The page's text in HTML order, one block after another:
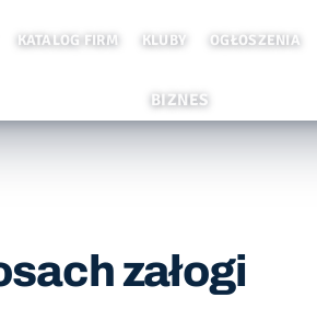
KATALOG FIRM KLUBY OGŁOSZENIA
BIZNES
załogi